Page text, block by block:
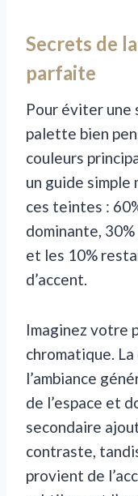
Secrets de
parfaite
Pour éviter une
palette bien
couleurs
un guide
ces teintes :
dominante,
et les 10%
d’accent.
Imaginez votre
chromatique.
l’ambiance
de l’espace et
secondaire
contraste,
provient de